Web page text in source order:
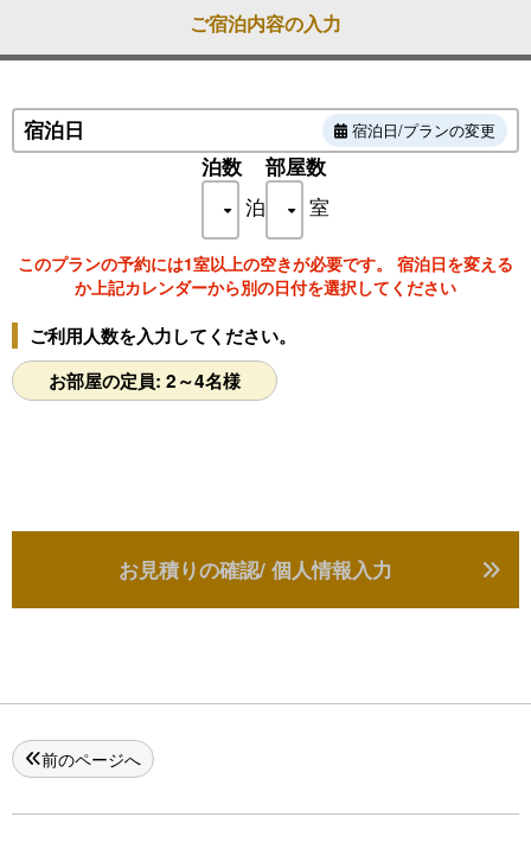
※ご予約がない場合でも、空席があればご案内可能です。
けます。
お部屋には基本的なアメニティも完備しており、観光はもちろ
ん、ビジネス利用のお客様にも快適にお過ごしいただけます。
自由度の高いご宿泊をお考えの方に、ぜひご活用いただきたいプ
ご宿泊内容の入力
宿泊日 宿泊日/プランの変更
泊数
泊
部屋数
室
このプランの予約には1室以上の空きが必要です。 宿泊日を変える
か上記カレンダーから別の日付を選択してください
ご利用人数を入力してください。
お部屋の定員: 2～4名様
お見積りの確認/ 個人情報入力
前のページへ